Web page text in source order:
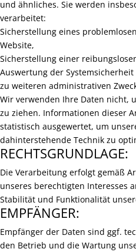
und ähnliches. Sie werden
verarbeitet:
Sicherstellung eines
Website,
Sicherstellung einer
Auswertung der
zu weiteren administrativen
Wir verwenden Ihre Daten nicht,
zu ziehen. Informationen dieser
statistisch ausgewertet, um
dahinterstehende Technik zu
RECHTSGRUNDLAGE:
Die Verarbeitung erfolgt gemäß
unseres berechtigten Interesses
Stabilität und Funktionalität
EMPFÄNGER:
Empfänger der Daten sind ggf.
den Betrieb und die Wartung